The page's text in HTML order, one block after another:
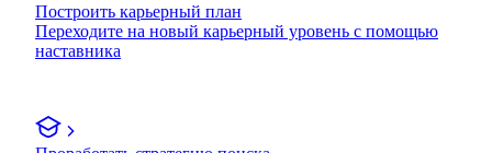
Построить карьерный план
Переходите на новый карьерный уровень с помощью
наставника